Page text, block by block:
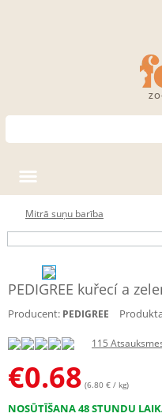
Mitrā suņu barība
PEDIGREE kuřecí a
Producent: PEDIGREE
115
€0.68 (6.80 € / kg)
NOSŪTĪŠANA 48 STUNDU